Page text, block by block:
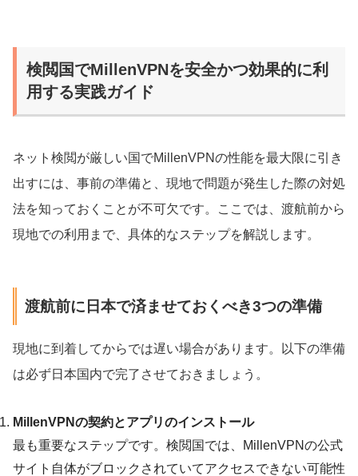
検閲国でMillenVPNを安全かつ効果的に利
用する実践ガイド
ネット検閲が厳しい国でMillenVPNの性能を最大限に引き
出すには、事前の準備と、現地で問題が発生した際の対処
法を知っておくことが不可欠です。ここでは、渡航前から
現地での利用まで、具体的なステップを解説します。
渡航前に日本で済ませておくべき3つの準備
現地に到着してからでは遅い場合があります。以下の準備
は必ず日本国内で完了させておきましょう。
MillenVPNの契約とアプリのインストール
最も重要なステップです。検閲国では、MillenVPNの公式
サイト自体がブロックされていてアクセスできない可能性